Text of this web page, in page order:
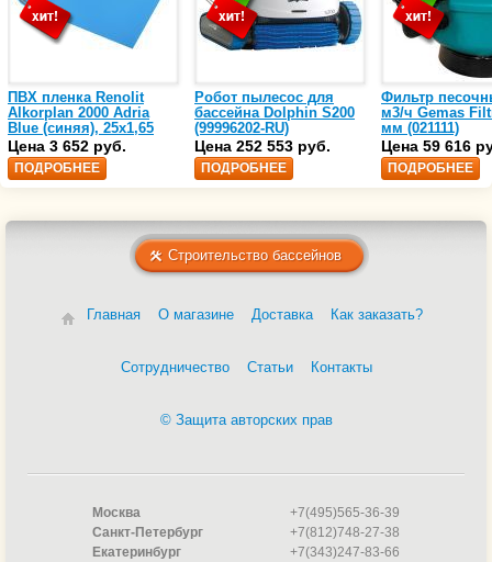
ПВХ пленка Renolit
Alkorplan 2000 Adria
Blue (синяя), 25х1,65
(35216203)
Цена 3 652 руб.
ПОДРОБНЕЕ
Робот пылесос для
бассейна Dolphin S200
(99996202-RU)
Цена 252 553 руб.
ПОДРОБНЕЕ
Фильтр
м3/ч Gemas
мм (021111)
Цена 59 616
ПОДРОБНЕЕ
Строительство бассейнов
Главная О магазине Доставка Как заказать?
Сотрудничество Статьи Контакты
© Защита авторских прав
Москва
+7(495)565-36-39
Санкт-Петербург
+7(812)748-27-38
Екатеринбург
+7(343)247-83-66